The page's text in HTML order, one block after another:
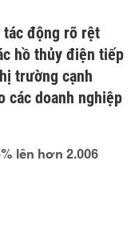
tác động rõ rệt
hồ thủy điện tiếp
trường cạnh
các doanh nghiệp
lên hơn 2.006